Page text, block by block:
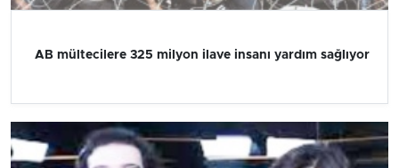
AB mültecilere 325 milyon ilave insanı yardım sağlıyor